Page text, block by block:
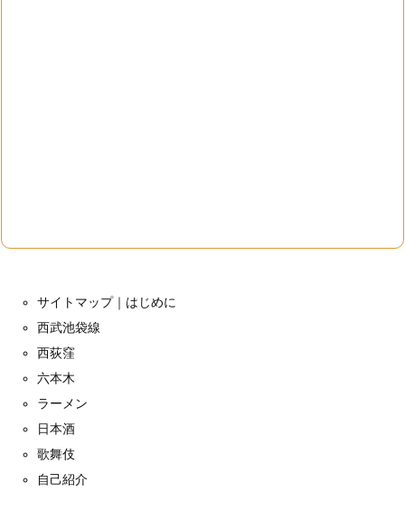
サイトマップ｜はじめに
西武池袋線
西荻窪
六本木
ラーメン
日本酒
歌舞伎
自己紹介